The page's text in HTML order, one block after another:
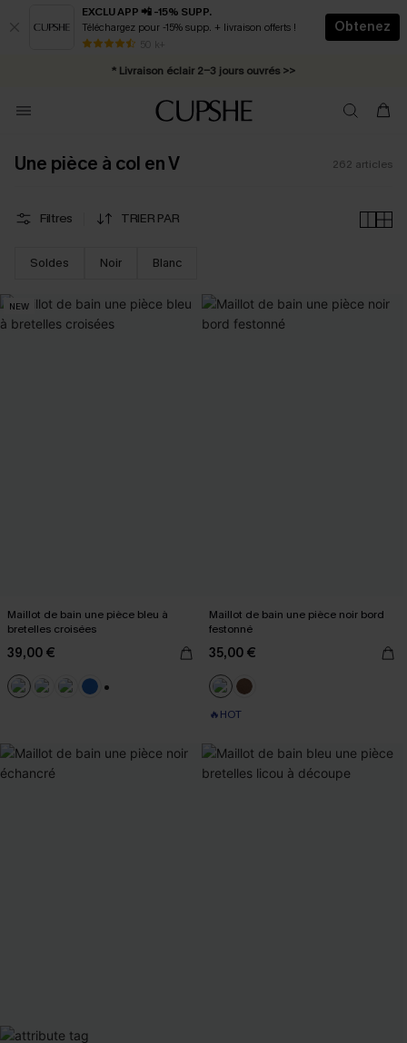
EXCLU APP 📲 -15% SUPP.
Téléchargez pour -15% supp. + livraison offerts !
50 k+
Obtenez
* Livraison éclair 2-3 jours ouvrés >>
Abonnement E-mail : -25% dès 4 achetés >>
Une pièce à col en V 262 articles
Filtres TRIER PAR
Soldes Noir Blanc
NEW
Maillot de bain une pièce bleu à
bretelles croisées
39,00 €
Maillot de bain une pièce noir bord
festonné
35,00 €
🔥HOT